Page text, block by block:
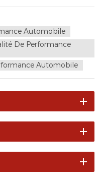
à cette demande.
des coûts de
ces dernières années,
Automobile
De Performance
Automobile